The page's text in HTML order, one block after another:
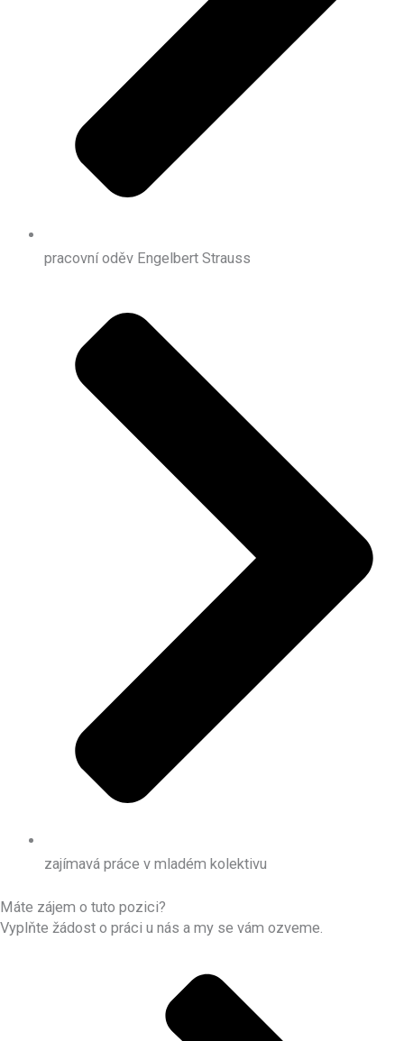
pracovní oděv Engelbert Strauss
zajímavá práce v mladém kolektivu
Máte zájem o tuto pozici?
Vyplňte žádost o práci u nás a my se vám ozveme.